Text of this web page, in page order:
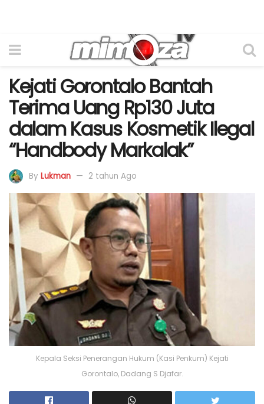
Kejati Gorontalo Bantah
Terima Uang Rp130 Juta
dalam Kasus Kosmetik Ilegal
“Handbody Markalak”
By Lukman 2 tahun Ago
Kepala Seksi Penerangan Hukum (Kasi Penkum) Kejati
Gorontalo, Dadang S Djafar.